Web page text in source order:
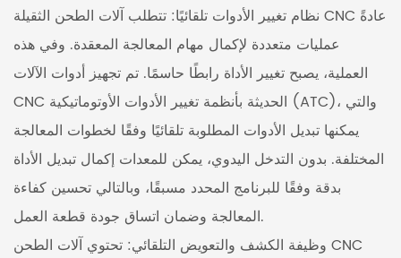
نظام تغيير الأدوات تلقائيًا: تتطلب آلات الطحن الثقيلة CNC عادةً
عمليات متعددة لإكمال مهام المعالجة المعقدة. وفي هذه
العملية، يصبح تغيير الأداة رابطًا حاسمًا. تم تجهيز أدوات الآلات
CNC الحديثة بأنظمة تغيير الأدوات الأوتوماتيكية (ATC)، والتي
يمكنها تبديل الأدوات المطلوبة تلقائيًا وفقًا لخطوات المعالجة
المختلفة. بدون التدخل اليدوي، يمكن للمعدات إكمال تبديل الأداة
بدقة وفقًا للبرنامج المحدد مسبقًا، وبالتالي تحسين كفاءة
المعالجة وضمان اتساق جودة قطعة العمل.
وظيفة الكشف والتعويض التلقائي: تحتوي آلات الطحن CNC